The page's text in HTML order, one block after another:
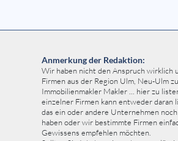
Anmerkung der Redaktion:
Wir haben nicht den Anspruch wirklich
Firmen aus der Region Ulm, Neu-Ulm
Immobilienmakler Makler ... hier zu
einzelner Firmen kann entweder daran
das ein oder andere Unternehmen
haben oder wir bestimmte Firmen
Gewissens empfehlen möchten.